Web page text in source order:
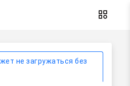
не загружаться без